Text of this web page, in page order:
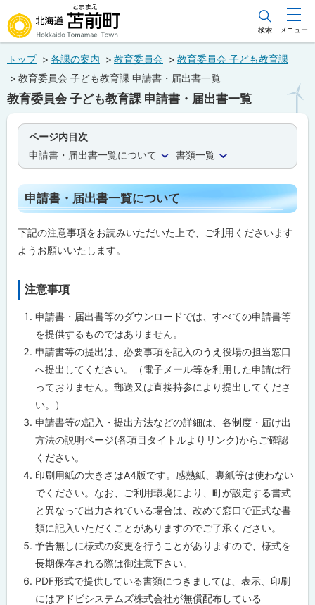
文
メ
ュ
北海道苫前町
Hokkaido Tomamae Town
検索 メニュー
トップ 各課の案内 教育委員会
教育委員会 子ども教育課
教育委員会 子ども教育課 申請書・届出書一覧
教育委員会 子ども教育課 申請書・届出書一覧
ページ内目次
申請書・届出書一覧について
書類一覧
申請書・届出書一覧について
下記の注意事項をお読みいただいた上で、ご利用くださいます
ようお願いいたします。
ト
プ
戻
注意事項
申請書・届出書等のダウンロードでは、すべての申請書等
を提供するものではありません。
申請書等の提出は、必要事項を記入のうえ役場の担当窓口
へ提出してください。（電子メール等を利用した申請は行
っておりません。郵送又は直接持参により提出してくださ
い。）
申請書等の記入・提出方法などの詳細は、各制度・届け出
方法の説明ページ(各項目タイトルよりリンク)からご確認
ください。
印刷用紙の大きさはA4版です。感熱紙、裏紙等は使わない
でください。なお、ご利用環境により、町が設定する書式
と異なって出力されている場合は、改めて窓口で正式な書
類に記入いただくことがありますのでご了承ください。
予告無しに様式の変更を行うことがありますので、様式を
長期保存される際は御注意下さい。
PDF形式で提供している書類につきましては、表示、印刷
にはアドビシステムズ株式会社が無償配布している